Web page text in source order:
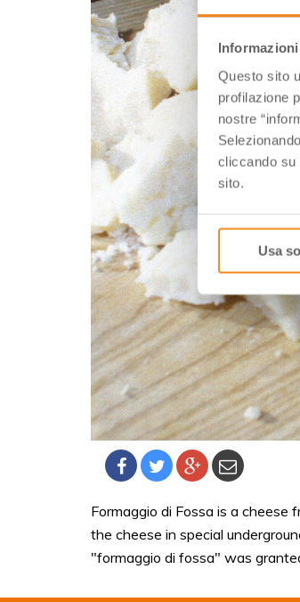
Questo sito
profilazione
nostre
cliccando su
sito.
Usa
Formaggio di Fossa is a cheese
the cheese in special
"formaggio di fossa" was